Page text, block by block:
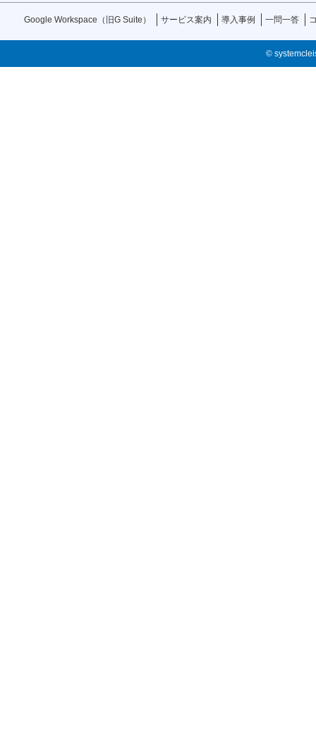
Google Workspace（旧G Suite） サービス案内 導入事例 一問一答
©